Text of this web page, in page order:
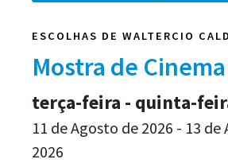
ESCOLHAS DE WALTERCIO
Mostra de Cinema
terça-feira - quinta-
11 de Agosto de 2026 - 13 de
2026